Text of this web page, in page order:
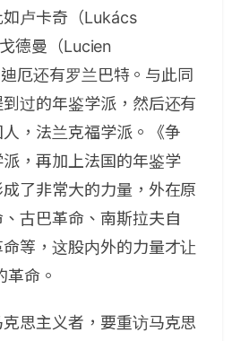
卢卡奇（Lukács
德曼（Lucien
厄还有罗兰巴特。与此同
过的年鉴学派，然后还有
，法兰克福学派。《争
，再加上法国的年鉴学
了非常大的力量，外在原
古巴革命、南斯拉夫自
等，这股内外的力量才让
命。
思主义者，要重访马克思